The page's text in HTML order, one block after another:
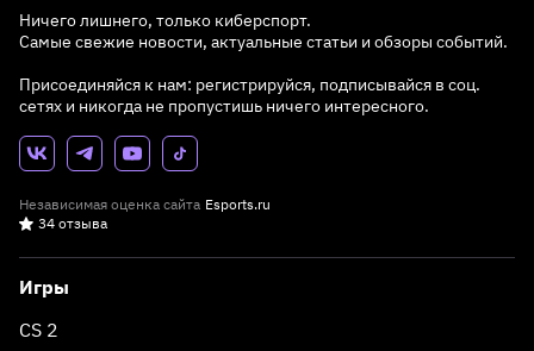
Ничего лишнего, только киберспорт.
Самые свежие новости, актуальные статьи и обзоры событий.
Присоединяйся к нам: регистрируйся, подписывайся в соц.
сетях и никогда не пропустишь ничего интересного.
Независимая оценка сайта Esports.ru
34 отзыва
Игры
CS 2